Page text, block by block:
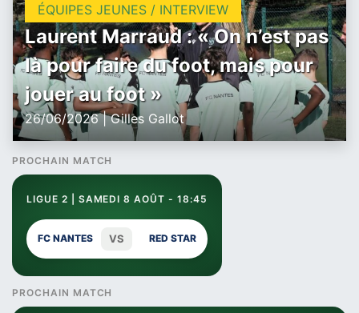
ÉQUIPES JEUNES / INTERVIEW
Laurent Marraud : « On n’est pas
là pour faire du foot, mais pour
jouer au foot »
26/06/2026 | Gilles Gallot
PROCHAIN MATCH
LIGUE 2 | SAMEDI 8 AOÛT - 18:45
FC NANTES VS RED STAR
PROCHAIN MATCH